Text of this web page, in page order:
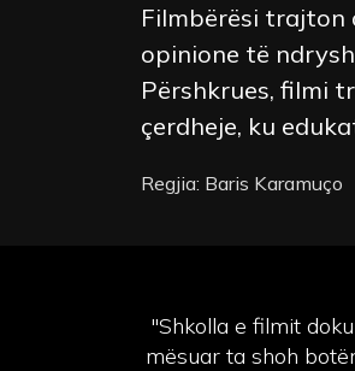
Filmbërësi
opinione të
Përshkrues, filmi
çerdheje, ku
Regjia: Baris Karamuço
"Shkolla e filmit
mësuar ta shoh